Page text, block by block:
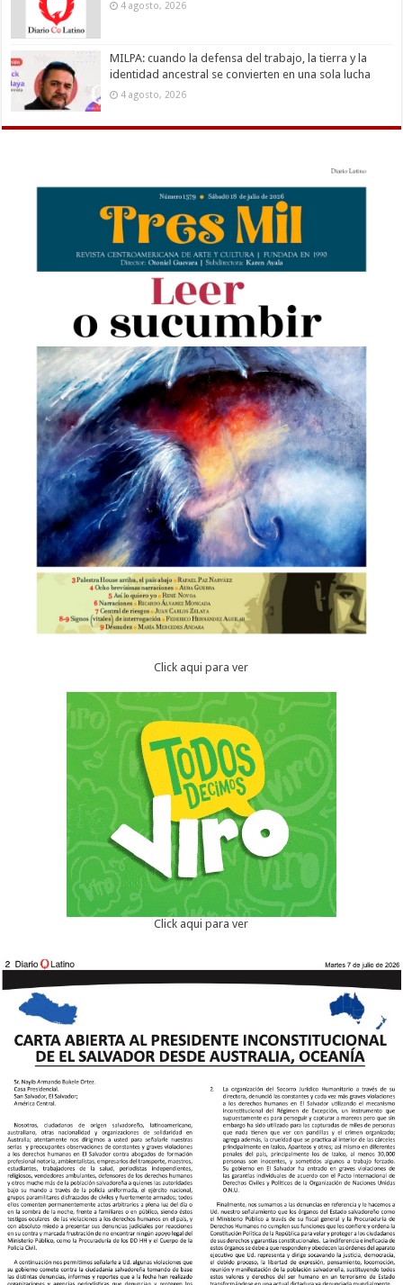
4 agosto, 2026
MILPA: cuando la defensa del trabajo, la tierra y la
identidad ancestral se convierten en una sola lucha
4 agosto, 2026
Click aqui para ver
Click aqui para ver